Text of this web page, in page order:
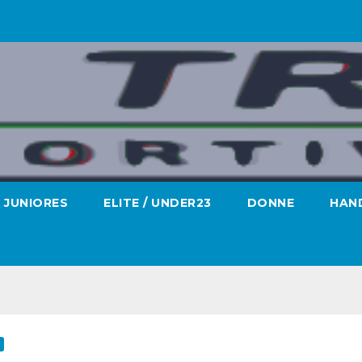
JUNIORES ELITE / UNDER23 DONNE